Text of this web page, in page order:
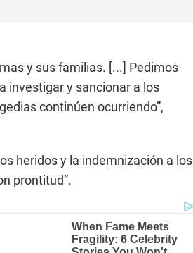
y sus familias. [...] Pedimos
investigar y sancionar a los
continúen ocurriendo”,
heridos y la indemnización a los
prontitud”.